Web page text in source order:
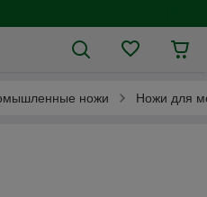
ножи Ножи для